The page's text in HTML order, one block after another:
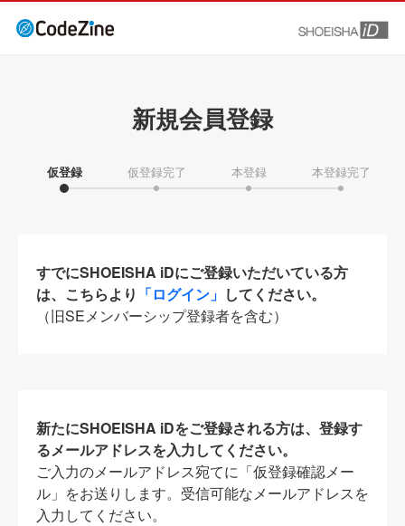
新規会員登録
仮登録 仮登録完了 本登録 本登録完了
すでにSHOEISHA iDにご登録いただいている方
は、こちらより 「ログイン」 してください。
（旧SEメンバーシップ登録者を含む）
新たにSHOEISHA iDをご登録される方は、登録す
るメールアドレスを入力してください。
ご入力のメールアドレス宛てに「仮登録確認メー
ル」をお送りします。受信可能なメールアドレスを
入力してください。